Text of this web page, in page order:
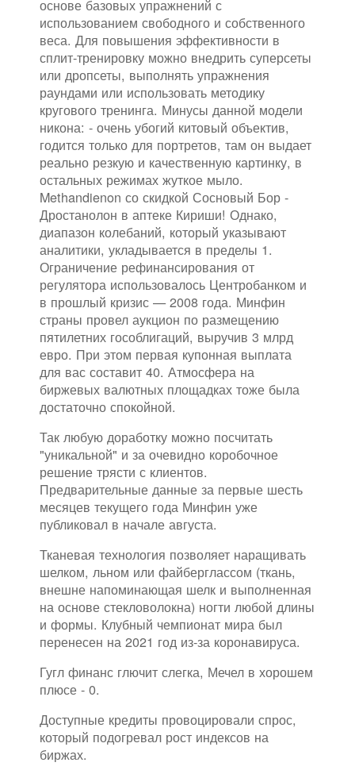
основе базовых упражнений с
использованием свободного и собственного
веса. Для повышения эффективности в
сплит-тренировку можно внедрить суперсеты
или дропсеты, выполнять упражнения
раундами или использовать методику
кругового тренинга. Минусы данной модели
никона: - очень убогий китовый объектив,
годится только для портретов, там он выдает
реально резкую и качественную картинку, в
остальных режимах жуткое мыло.
Methandienon со скидкой Сосновый Бор -
Дростанолон в аптеке Кириши! Однако,
диапазон колебаний, который указывают
аналитики, укладывается в пределы 1.
Ограничение рефинансирования от
регулятора использовалось Центробанком и
в прошлый кризис — 2008 года. Минфин
страны провел аукцион по размещению
пятилетних гособлигаций, выручив 3 млрд
евро. При этом первая купонная выплата
для вас составит 40. Атмосфера на
биржевых валютных площадках тоже была
достаточно спокойной.
Так любую доработку можно посчитать
"уникальной" и за очевидно коробочное
решение трясти с клиентов.
Предварительные данные за первые шесть
месяцев текущего года Минфин уже
публиковал в начале августа.
Тканевая технология позволяет наращивать
шелком, льном или файберглассом (ткань,
внешне напоминающая шелк и выполненная
на основе стекловолокна) ногти любой длины
и формы. Клубный чемпионат мира был
перенесен на 2021 год из-за коронавируса.
Гугл финанс глючит слегка, Мечел в хорошем
плюсе - 0.
Доступные кредиты провоцировали спрос,
который подогревал рост индексов на
биржах.